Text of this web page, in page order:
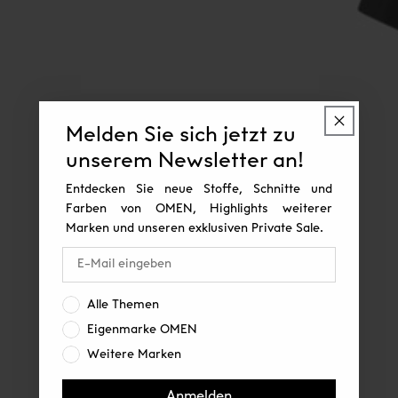
Melden Sie sich jetzt zu
unserem Newsletter an!
Entdecken Sie neue Stoffe, Schnitte und
Farben von OMEN, Highlights weiterer
Marken und unseren exklusiven Private Sale.
Interesse:
Alle Themen
Eigenmarke OMEN
Weitere Marken